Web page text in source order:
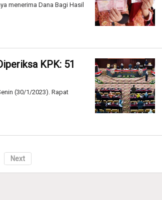
menerima Dana Bagi Hasil
KPK: 51
(30/1/2023). Rapat
Next